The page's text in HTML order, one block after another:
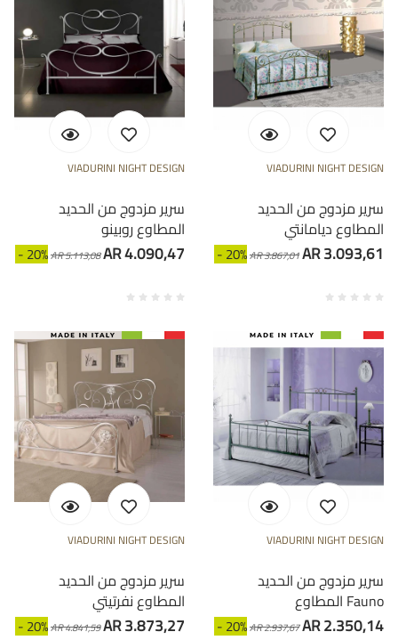
VIADURINI NIGHT DESIGN
سرير مزدوج من الحديد
المطاوع روبينو
- 20%AR 5.113,08AR 4.090,47
VIADURINI NIGHT DESIGN
سرير مزدوج من الحديد
المطاوع ديامانتي
- 20%AR 3.867,01AR 3.093,61
VIADURINI NIGHT DESIGN
سرير مزدوج من الحديد
المطاوع نفرتيتي
- 20%AR 4.841,59AR 3.873,27
VIADURINI NIGHT DESIGN
سرير مزدوج من الحديد
المطاوع Fauno
- 20%AR 2.937,67AR 2.350,14